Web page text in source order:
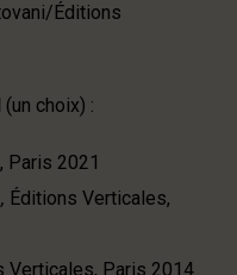
Éditions
(un choix) :
Paris 2021
, Éditions Verticales,
Verticales, Paris 2014